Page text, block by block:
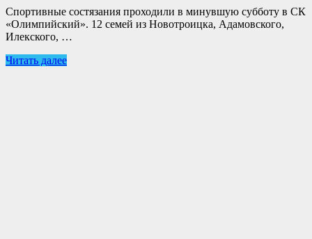
Спортивные состязания проходили в минувшую субботу в СК
«Олимпийский». 12 семей из Новотроицка, Адамовского,
Илекского, …
Читать далее